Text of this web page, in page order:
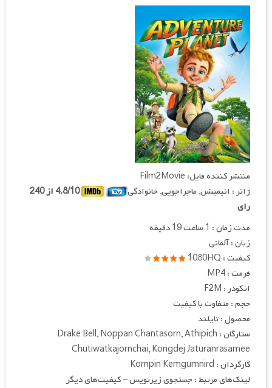
منتشر کننده فایل: Film2Movie
ژانر : انیمیشن, ماجراجویی, خانوادگی
4.8/10 از 240
رای
مدت زمان : 1 ساعت 19 دقیقه
زبان : آلمانی
کیفیت : 1080HQ
فرمت : MP4
انکودر : F2M
حجم : متفاوت با کیفیت
محصول : تایلند
ستارگان : Drake Bell, Noppan Chantasorn, Athipich
Chutiwatkajornchai, Kongdej Jaturanrasamee
کارگردان : Kompin Kemgumnird
لینک‌های مرتبط : جستجوی زیرنویس – کیفیت‌های دیگر